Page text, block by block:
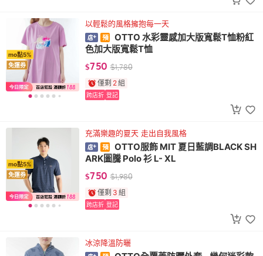
mo點5%
免運券
以輕鬆的風格擁抱每一天
OTTO 水彩靈感加大版寬鬆T恤粉紅
色加大版寬鬆T恤
$750 $1,780
僅剩 2組
跨店折 登記
mo點5%
免運券
充滿樂趣的夏天 走出自我風格
OTTO服飾 MIT 夏日藍調BLACK SH
ARK圖騰 Polo 衫 L- XL
$750 $1,980
僅剩 3 組
跨店折 登記
冰涼降溫防曬